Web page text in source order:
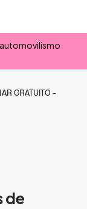
automovilismo
GRATUITO –
de